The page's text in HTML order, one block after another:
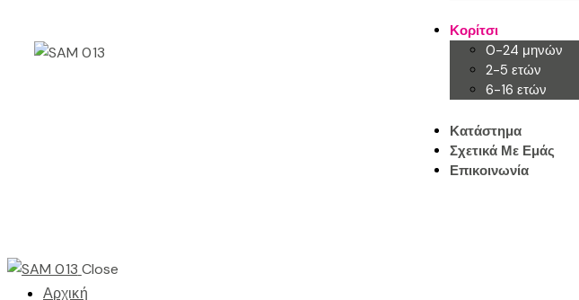
Κορίτσι
0-24 μηνών
2-5 ετών
6-16 ετών
Κατάστημα
Σχετικά Με Εμάς
Επικοινωνία
Close
Αρχική